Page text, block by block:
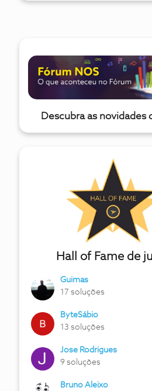
Descubra as novidades
Hall of Fame de
Guimas
17 soluções
ByteSábio
13 soluções
Jose Rodrigues
9 soluções
Bruno Aleixo